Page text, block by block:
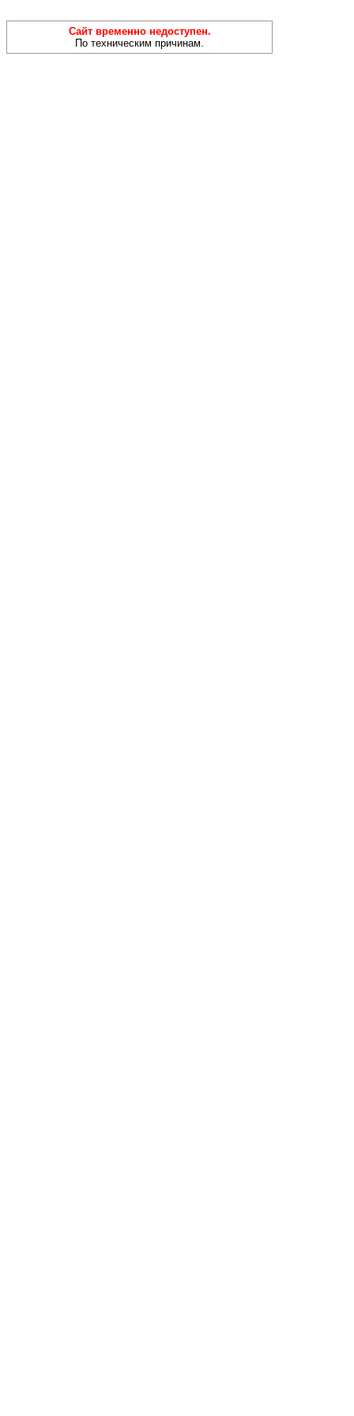
Сайт временно недоступен.
По техническим причинам.